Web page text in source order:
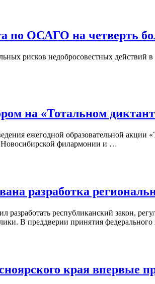
по ОСАГО на четверть
рисков недобросовестных
на «Тотальном
ежегодной образовательной акции
Новосибирской филармонии и …
разработка
разработать республиканский закон,
В преддверии принятия
края впервые